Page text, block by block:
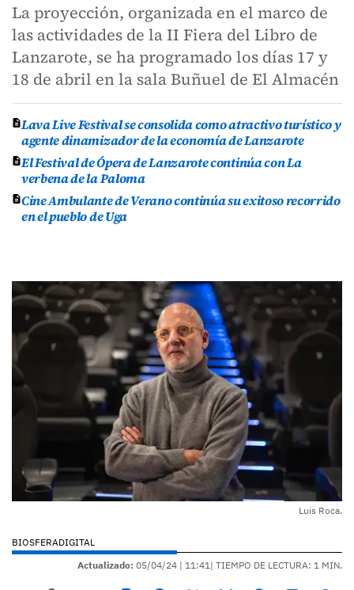
La proyección, organizada en el marco de
las actividades de la II Fiera del Libro de
Lanzarote, se ha programado los días 17 y
18 de abril en la sala Buñuel de El Almacén
Lava Live Festival se consolida como atractivo turístico y
agente dinamizador de la economía de Lanzarote
El Festival de Ópera de Lanzarote continúa con La
verbena de la Paloma
Cine Ambulante de Verano continúa su exitoso recorrido
en el pueblo de Uga
Luis Roca.
BIOSFERADIGITAL
Actualizado: 05/04/24 | 11:41 | TIEMPO DE LECTURA: 1 MIN.